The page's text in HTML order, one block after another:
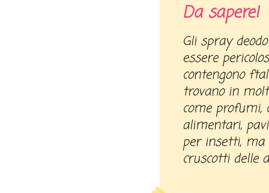
Da sapere!
Gli spray deodoranti per la casa possono
essere
contengono
trovano in
come profumi,
alimentari,
per insetti, ma
cruscotti delle